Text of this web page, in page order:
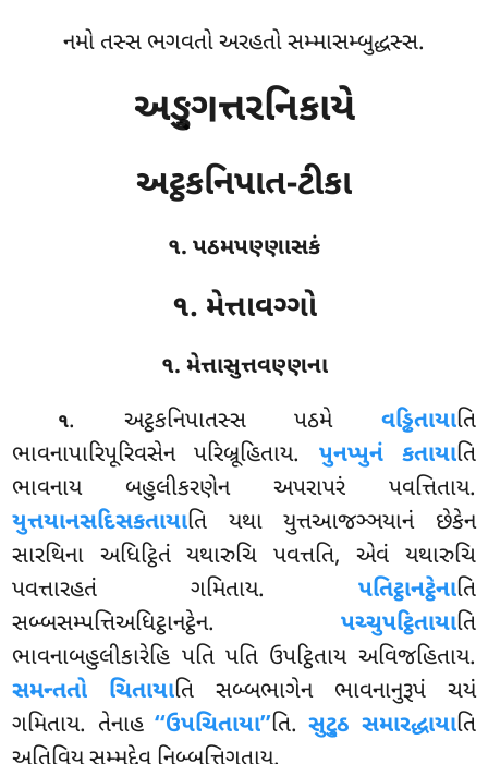
નમો તસ્સ ભગવતો અરહતો સમ્માસમ્બુદ્ધસ્સ.
અઙ્ગુત્તરનિકાયે
અટ્ઠકનિપાત-ટીકા
૧. પઠમપણ્ણાસકં
૧. મેત્તાવગ્ગો
૧. મેત્તાસુત્તવણ્ણના
૧. અટ્ઠકનિપાતસ્સપઠમે વડ્ઢિતાયાતિ
ભાવનાપારિપૂરિવસેન પરિબ્રૂહિતાય. પુનપ્પુનં કતાયાતિ
ભાવનાય બહુલીકરણેન અપરાપરં પવત્તિતાય.
યુત્તયાનસદિસકતાયાતિ યથા યુત્તઆજઞ્ઞયાનં છેકેન
સારથિના અધિટ્ઠિતં યથારુચિ પવત્તતિ, એવં યથારુચિ
પવત્તારહતં ગમિતાય. પતિટ્ઠાનટ્ઠેનાતિ
સબ્બસમ્પત્તિઅધિટ્ઠાનટ્ઠેન. પચ્ચુપટ્ઠિતાયાતિ
ભાવનાબહુલીકારેહિ પતિ પતિ ઉપટ્ઠિતાય અવિજહિતાય.
સમન્તતો ચિતાયાતિ સબ્બભાગેન ભાવનાનુરૂપં ચયં
ગમિતાય. તેનાહ ‘‘ઉપચિતાયા’’તિ.સુટ્ઠુ સમારદ્ધાયાતિ